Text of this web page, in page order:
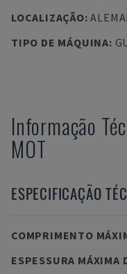
LOCALIZAÇÃO:
TIPO DE MÁQUINA:
Informação
MOT
ESPECIFICAÇÃO
COMPRIMENTO
ESPESSURA MÁXIMA